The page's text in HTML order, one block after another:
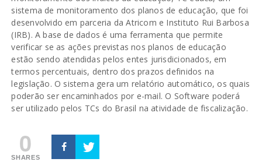
sistema de monitoramento dos planos de educação, que foi
desenvolvido em parceria da Atricom e Instituto Rui Barbosa
(IRB). A base de dados é uma ferramenta que permite
verificar se as ações previstas nos planos de educação
estão sendo atendidas pelos entes jurisdicionados, em
termos percentuais, dentro dos prazos definidos na
legislação. O sistema gera um relatório automático, os quais
poderão ser encaminhados por e-mail. O Software poderá
ser utilizado pelos TCs do Brasil na atividade de fiscalização.
0
SHARES